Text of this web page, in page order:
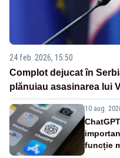
24 feb. 2026, 15:50
Complot dejucat în
plănuiau asasinarea lui
10 aug.
funcție